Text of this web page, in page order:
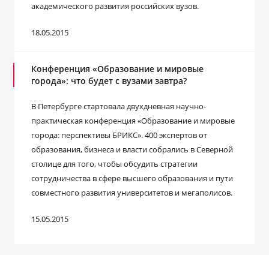
академического развития российских вузов.
18.05.2015
Конференция «Образование и мировые
города»: что будет с вузами завтра?
В Петербурге стартовала двухдневная научно-
практическая конференция «Образование и мировые
города: перспективы БРИКС». 400 экспертов от
образования, бизнеса и власти собрались в Северной
столице для того, чтобы обсудить стратегии
сотрудничества в сфере высшего образования и пути
совместного развития университетов и мегаполисов.
15.05.2015